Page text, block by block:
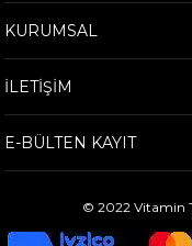
KURUMSAL
İLETİŞİM
E-BÜLTEN KAYIT
© 2022 Vitamin